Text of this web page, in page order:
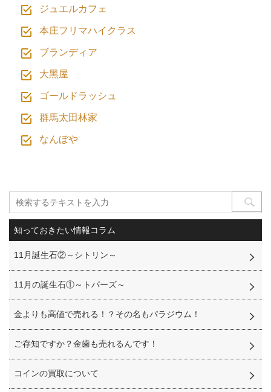
ジュエルカフェ
本庄フリマハイクラス
ブランディア
⼤⿊屋
ゴールドラッシュ
群馬太田林家
なんぼや
知っておきたい情報コラム
11月誕生石②～シトリン～
11月の誕生石①～トパーズ～
金よりも高値で売れる！？その名もパラジウム！
ご存知ですか？金歯も売れるんです！
コインの買取について